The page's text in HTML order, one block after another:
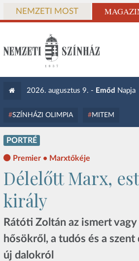
NEMZETI MOST
2026. augusztus 9. - Emőd Napja
SZÍNHÁZI OLIMPIA MITEM
PORTRÉ
Premier • Marxtőkéje
Délelőtt Marx,
király
Rátóti Zoltán az ismert
hősökről, a tudós és a szent
új dalokról